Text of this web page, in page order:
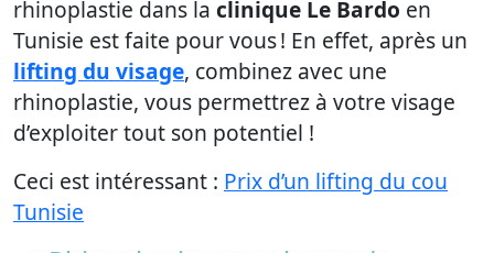
rhinoplastie dans la clinique Le Bardo en
Tunisie est faite pour vous ! En effet, après un
lifting du visage, combinez avec une
rhinoplastie, vous permettrez à votre visage
d’exploiter tout son potentiel !
Ceci est intéressant : Prix d’un lifting du cou
Tunisie